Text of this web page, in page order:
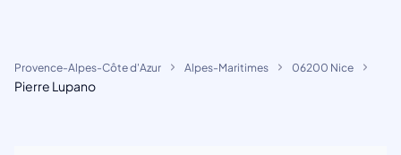
Provence-Alpes-Côte d'Azur Alpes-Maritimes 06200 Nice
Pierre Lupano